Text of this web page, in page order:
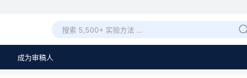
成为审稿人